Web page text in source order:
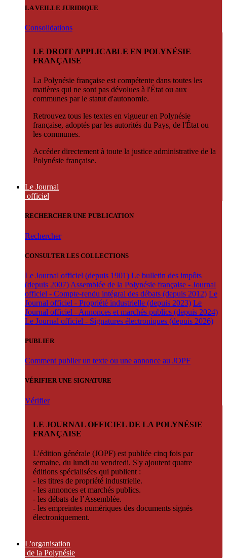
LA VEILLE JURIDIQUE
Consolidations
LE DROIT APPLICABLE EN POLYNÉSIE
FRANÇAISE
La Polynésie française est compétente dans toutes les
matières qui ne sont pas dévolues à l'État ou aux
communes par le statut d'autonomie.
Retrouvez tous les textes en vigueur en Polynésie
française, adoptés par les autorités du Pays, de l'État ou
les communes.
Accéder directement à toute la justice administrative de la
Polynésie française.
Le Journal
officiel
RECHERCHER UNE PUBLICATION
Rechercher
CONSULTER LES COLLECTIONS
Le Journal officiel (depuis 1901) Le bulletin des impôts
(depuis 2007) Assemblée de la Polynésie française - Journal
officiel - Compte-rendu intégral des débats (depuis 2012) Le
Journal officiel - Propriété industrielle (depuis 2023) Le
Journal officiel - Annonces et marchés publics (depuis 2024)
Le Journal officiel - Signatures électroniques (depuis 2026)
PUBLIER
Comment publier un texte ou une annonce au JOPF
VÉRIFIER UNE SIGNATURE
Vérifier
LE JOURNAL OFFICIEL DE LA POLYNÉSIE
FRANÇAISE
L'édition générale (JOPF) est publiée cinq fois par
semaine, du lundi au vendredi. S'y ajoutent quatre
éditions spécialisées qui publient :
- les titres de propriété industrielle.
- les annonces et marchés publics.
- les débats de l’Assemblée.
- les empreintes numériques des documents signés
électroniquement.
L'organisation
de la Polynésie